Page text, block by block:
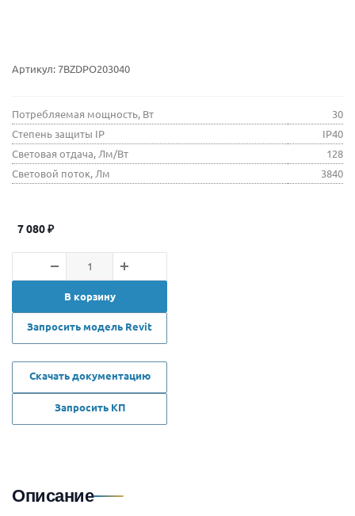
Артикул:7BZDPO203040
Потребляемая мощность, Вт
30
Степень защиты IP
IP40
Световая отдача, Лм/Вт
128
Световой поток, Лм
3840
7 080₽
В корзину
Запросить модель Revit
Скачать документацию
Запросить КП
Описание